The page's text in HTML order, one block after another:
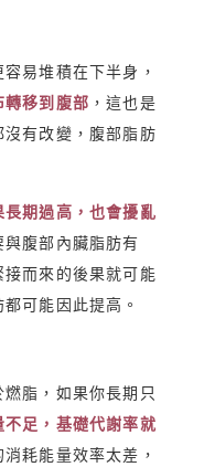
易堆積在下半身，
轉移到腹部 ，這也是
有改變，腹部脂肪
期過高，也會擾亂
與腹部內臟脂肪有
而來的後果就可能
可能因此提高。
脂，如果你長期只
不足，基礎代謝率就
耗能量效率太差，